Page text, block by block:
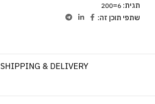
תגית: 6=200
שתפי תוכן זה:
SHIPPING & DELIVERY